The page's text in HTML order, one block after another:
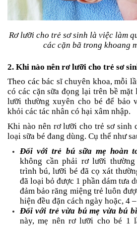
Rơ lưỡi cho trẻ sơ sinh là việc làm
các cặn bã trong khoang
2. Khi nào nên rơ lưỡi cho trẻ sơ
Theo các bác sĩ chuyên khoa, mỗi
có các cặn sữa đọng lại trên bề
lưỡi thường xuyên cho bé để bảo
khỏi các tác nhân có hại xâm nhập.
Khi nào nên rơ lưỡi cho trẻ sơ sinh
loại sữa bé đang dùng. Cụ thể như
Đối với trẻ bú sữa mẹ hoàn
không cần phải rơ lưỡi
trình bú, lưỡi bé đã cọ xát
đã loại bỏ được 1 phần dám tưa
đảm bảo răng miệng trẻ luôn
hiện đều đặn cách ngày hoặc, 4
Đối với trẻ vừa bú mẹ vừa bú
này, mẹ nên rơ lưỡi cho bé 1